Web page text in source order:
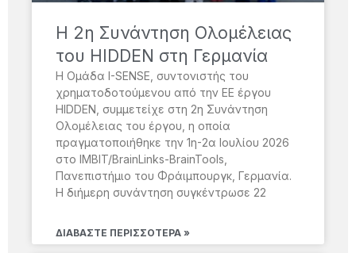
H 2η Συνάντηση Ολομέλειας
του HIDDEN στη Γερμανία
Η Ομάδα I-SENSE, συντονιστής του
χρηματοδοτούμενου από την ΕΕ έργου
HIDDEN, συμμετείχε στη 2η Συνάντηση
Ολομέλειας του έργου, η οποία
πραγματοποιήθηκε την 1η-2α Ιουλίου 2026
στο IMBIT/BrainLinks-BrainTools,
Πανεπιστήμιο του Φράιμπουργκ, Γερμανία.
Η διήμερη συνάντηση συγκέντρωσε 22
ΔΙΑΒΆΣΤΕ ΠΕΡΙΣΣΌΤΕΡΑ »